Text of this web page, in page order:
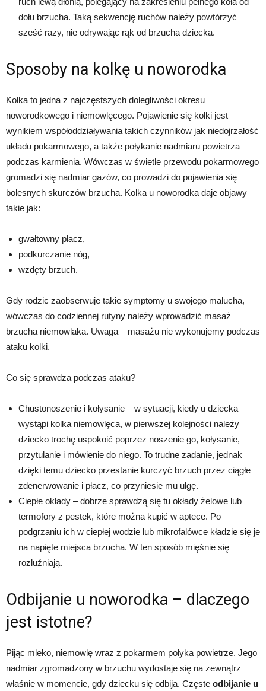
dołu brzucha. Taką sekwencję ruchów należy powtórzyć
sześć razy, nie odrywając rąk od brzucha dziecka.
Sposoby na kolkę u noworodka
Kolka to jedna z najczęstszych dolegliwości okresu
noworodkowego i niemowlęcego. Pojawienie się kolki jest
wynikiem współoddziaływania takich czynników jak niedojrzałość
układu pokarmowego, a także połykanie nadmiaru powietrza
podczas karmienia. Wówczas w świetle przewodu pokarmowego
gromadzi się nadmiar gazów, co prowadzi do pojawienia się
bolesnych skurczów brzucha. Kolka u noworodka daje objawy
takie jak:
gwałtowny płacz,
podkurczanie nóg,
wzdęty brzuch.
Gdy rodzic zaobserwuje takie symptomy u swojego malucha,
wówczas do codziennej rutyny należy wprowadzić masaż
brzucha niemowlaka. Uwaga – masażu nie wykonujemy podczas
ataku kolki.
Co się sprawdza podczas ataku?
Chustonoszenie i kołysanie – w sytuacji, kiedy u dziecka
wystąpi kolka niemowlęca, w pierwszej kolejności należy
dziecko trochę uspokoić poprzez noszenie go, kołysanie,
przytulanie i mówienie do niego. To trudne zadanie, jednak
dzięki temu dziecko przestanie kurczyć brzuch przez ciągłe
zdenerwowanie i płacz, co przyniesie mu ulgę.
Ciepłe okłady – dobrze sprawdzą się tu okłady żelowe lub
termofory z pestek, które można kupić w aptece. Po
podgrzaniu ich w ciepłej wodzie lub mikrofalówce kładzie się je
na napięte miejsca brzucha. W ten sposób mięśnie się
rozluźniają.
Odbijanie u noworodka – dlaczego
jest istotne?
Pijąc mleko, niemowlę wraz z pokarmem połyka powietrze. Jego
nadmiar zgromadzony w brzuchu wydostaje się na zewnątrz
właśnie w momencie, gdy dziecku się odbija. Częste odbijanie u